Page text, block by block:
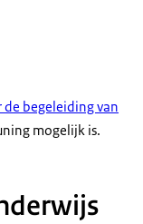
begeleiding van
mogelijk is.